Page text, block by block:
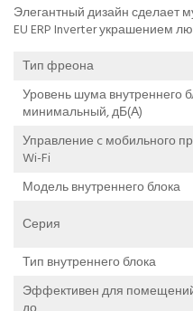
Элегантный дизайн сделает
EU ERP Inverter украшением
Тип фреона
Уровень шума внутреннего
минимальный, дБ(А)
Управление c мобильного
Wi-Fi
Модель внутреннего блока
Серия
Тип внутреннего блока
Эффективен для